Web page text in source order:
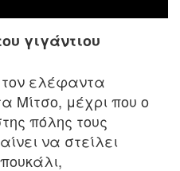
γιγάντιου
ελέφαντα
Μίτσο, μέχρι που ο
πόλης τους
να στείλει